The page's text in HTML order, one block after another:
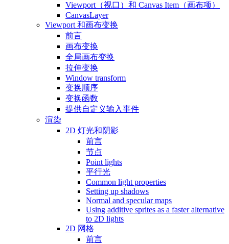
Viewport（视口）和 Canvas Item（画布项）
CanvasLayer
Viewport 和画布变换
前言
画布变换
全局画布变换
拉伸变换
Window transform
变换顺序
变换函数
提供自定义输入事件
渲染
2D 灯光和阴影
前言
节点
Point lights
平行光
Common light properties
Setting up shadows
Normal and specular maps
Using additive sprites as a faster alternative
to 2D lights
2D 网格
前言